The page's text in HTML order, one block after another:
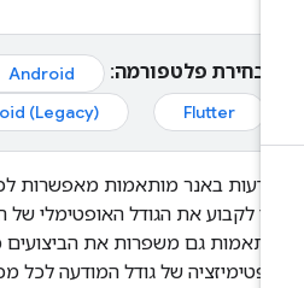
בחירת פלטפורמה: Android
Flutter
(Legacy)
באנר מותאמות מאפשרות לכם
לקבוע את הגודל האופטימלי של
גם משפרות את הביצועים
של גודל המודעה לכל